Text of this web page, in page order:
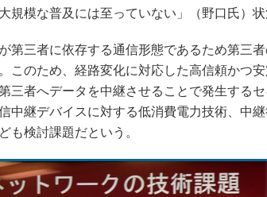
規模な普及には至っていない」（野口氏）状
第三者に依存する通信形態であるため第三者
このため、経路変化に対応した高信頼かつ
三者へデータを中継させることで発生する
中継デバイスに対する低消費電力技術、中
も検討課題だという。